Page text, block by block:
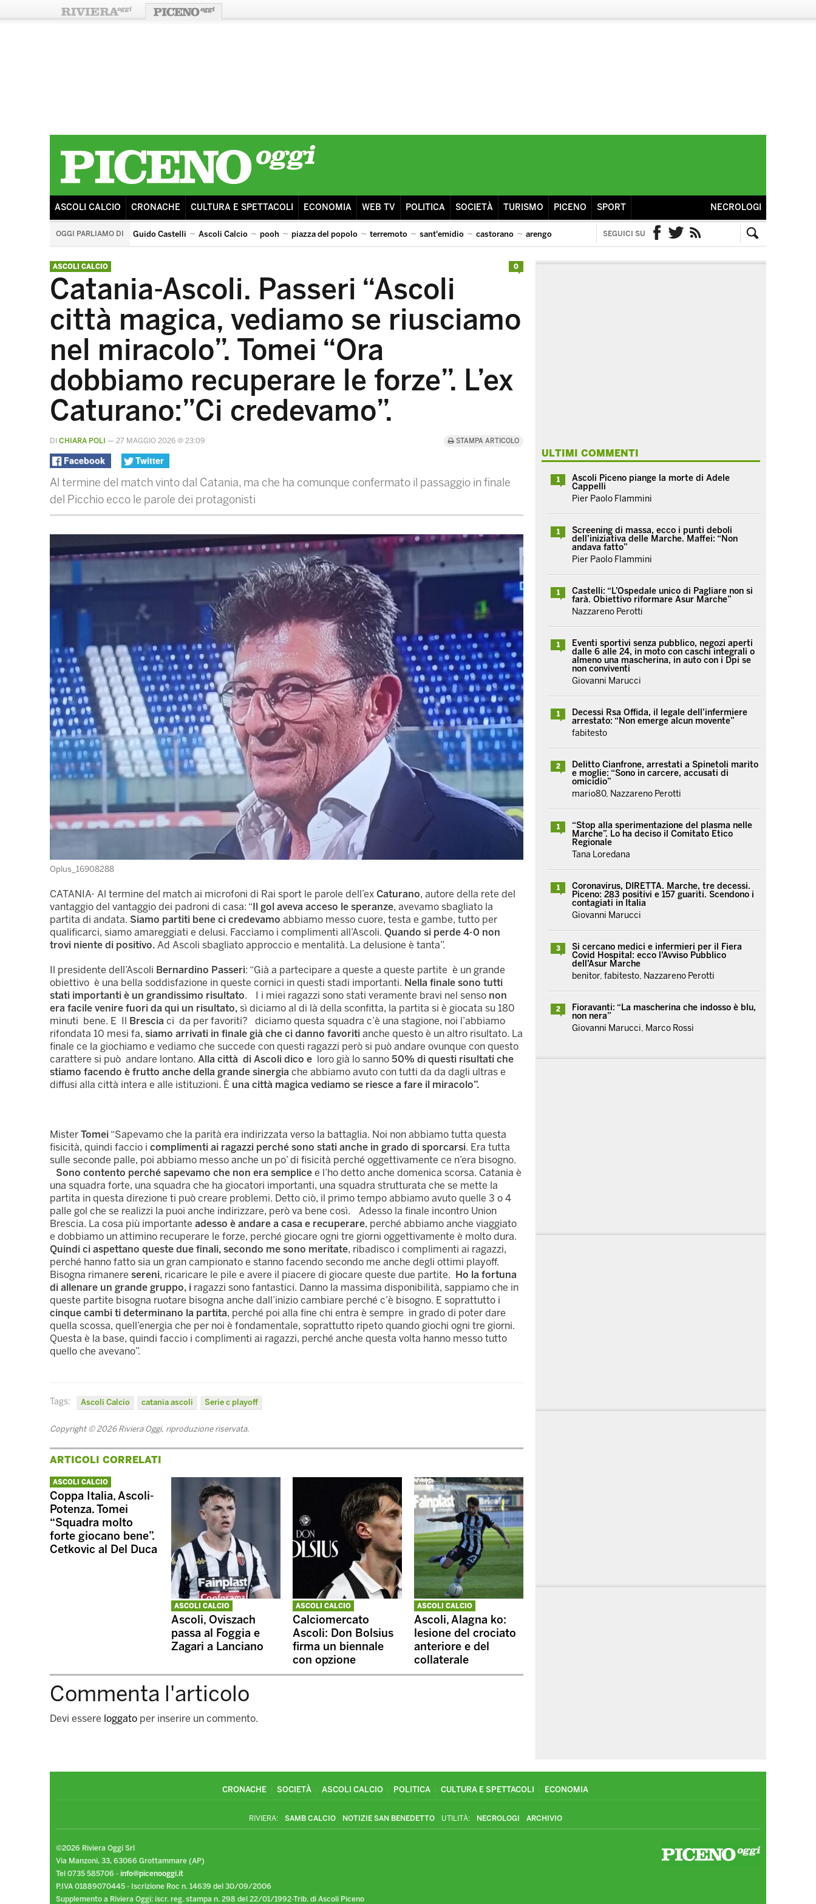
ASCOLI CALCIO CRONACHE CULTURA E SPETTACOLI ECONOMIA WEB TV POLITICA SOCIETÀ TURISMO PICENO SPORT NECROLOGI
OGGI PARLIAMO DI Guido Castelli Ascoli Calcio pooh piazza del popolo terremoto sant'emidio castorano arengo
ricostruzione
SEGUICI SU
ASCOLI CALCIO
Catania-Ascoli. Passeri “Ascoli
città magica, vediamo se riusciamo
nel miracolo”. Tomei “Ora
dobbiamo recuperare le forze”. L’ex
Caturano:”Ci credevamo”.
DI CHIARA POLI — 27 MAGGIO 2026 @ 23:09 STAMPA ARTICOLO
Facebook Twitter
Al termine del match vinto dal Catania, ma che ha comunque confermato il passaggio in finale
del Picchio ecco le parole dei protagonisti
Oplus_16908288
CATANIA- Al termine del match ai microfoni di Rai sport le parole dell’ex Caturano, autore della rete del
vantaggio del vantaggio dei padroni di casa: “Il gol aveva acceso le speranze, avevamo sbagliato la
partita di andata. Siamo partiti bene ci credevamo abbiamo messo cuore, testa e gambe, tutto per
qualificarci, siamo amareggiati e delusi. Facciamo i complimenti all’Ascoli. Quando si perde 4-0 non
trovi niente di positivo. Ad Ascoli sbagliato approccio e mentalità. La delusione è tanta”.
Il presidente dell’Ascoli Bernardino Passeri: “Già a partecipare a queste a queste partite è un grande
obiettivo è una bella soddisfazione in queste cornici in questi stadi importanti. Nella finale sono tutti
stati importanti è un grandissimo risultato. I i miei ragazzi sono stati veramente bravi nel senso non
era facile venire fuori da qui un risultato, sì diciamo al di là della sconfitta, la partita si è giocata su 180
minuti bene. E Il Brescia ci da per favoriti? diciamo questa squadra c’è una stagione, noi l’abbiamo
rifondata 10 mesi fa, siamo arrivati in finale già che ci danno favoriti anche questo è un altro risultato. La
finale ce la giochiamo e vediamo che succede con questi ragazzi però si può andare ovunque con questo
carattere si può andare lontano. Alla città di Ascoli dico e loro già lo sanno 50% di questi risultati che
stiamo facendo è frutto anche della grande sinergia che abbiamo avuto con tutti da da dagli ultras e
diffusi alla città intera e alle istituzioni. È una città magica vediamo se riesce a fare il miracolo”.
Mister Tomei “Sapevamo che la parità era indirizzata verso la battaglia. Noi non abbiamo tutta questa
fisicità, quindi faccio i complimenti ai ragazzi perché sono stati anche in grado di sporcarsi. Era tutta
sulle seconde palle, poi abbiamo messo anche un po’ di fisicità perché oggettivamente ce n’era bisogno.
Sono contento perché sapevamo che non era semplice e l’ho detto anche domenica scorsa. Catania è
una squadra forte, una squadra che ha giocatori importanti, una squadra strutturata che se mette la
partita in questa direzione ti può creare problemi. Detto ciò, il primo tempo abbiamo avuto quelle 3 o 4
palle gol che se realizzi la puoi anche indirizzare, però va bene così. Adesso la finale incontro Union
Brescia. La cosa più importante adesso è andare a casa e recuperare, perché abbiamo anche viaggiato
e dobbiamo un attimino recuperare le forze, perché giocare ogni tre giorni oggettivamente è molto dura.
Quindi ci aspettano queste due finali, secondo me sono meritate, ribadisco i complimenti ai ragazzi,
perché hanno fatto sia un gran campionato e stanno facendo secondo me anche degli ottimi playoff.
Bisogna rimanere sereni, ricaricare le pile e avere il piacere di giocare queste due partite. Ho la fortuna
di allenare un grande gruppo, i ragazzi sono fantastici. Danno la massima disponibilità, sappiamo che in
queste partite bisogna ruotare bisogna anche dall’inizio cambiare perché c’è bisogno. E soprattutto i
cinque cambi ti determinano la partita, perché poi alla fine chi entra è sempre in grado di poter dare
quella scossa, quell’energia che per noi è fondamentale, soprattutto ripeto quando giochi ogni tre giorni.
Questa è la base, quindi faccio i complimenti ai ragazzi, perché anche questa volta hanno messo tutto
quello che avevano”.
Tags: Ascoli Calcio catania ascoli Serie c playoff
Copyright © 2026 Riviera Oggi, riproduzione riservata.
0
ARTICOLI CORRELATI
ASCOLI CALCIO
Coppa Italia, Ascoli-
Potenza. Tomei
“Squadra molto
forte giocano bene”.
Cetkovic al Del Duca
ASCOLI CALCIO
Ascoli, Oviszach
passa al Foggia e
Zagari a Lanciano
ASCOLI CALCIO
Calciomercato
Ascoli: Don Bolsius
firma un biennale
con opzione
ASCOLI CALCIO
Ascoli, Alagna ko:
lesione del crociato
anteriore e del
collaterale
Commenta l'articolo
Devi essere loggato per inserire un commento.
ULTIMI COMMENTI
1
Ascoli Piceno piange la morte di Adele
Cappelli
Pier Paolo Flammini
1
Screening di massa, ecco i punti deboli
dell’iniziativa delle Marche. Maffei: “Non
andava fatto”
Pier Paolo Flammini
1
Castelli: “L’Ospedale unico di Pagliare non si
farà. Obiettivo riformare Asur Marche”
Nazzareno Perotti
1
Eventi sportivi senza pubblico, negozi aperti
dalle 6 alle 24, in moto con caschi integrali o
almeno una mascherina, in auto con i Dpi se
non conviventi
Giovanni Marucci
1
Decessi Rsa Offida, il legale dell’infermiere
arrestato: “Non emerge alcun movente”
fabitesto
2
Delitto Cianfrone, arrestati a Spinetoli marito
e moglie: “Sono in carcere, accusati di
omicidio”
mario80, Nazzareno Perotti
1
“Stop alla sperimentazione del plasma nelle
Marche”. Lo ha deciso il Comitato Etico
Regionale
Tana Loredana
1
Coronavirus, DIRETTA. Marche, tre decessi.
Piceno: 283 positivi e 157 guariti. Scendono i
contagiati in Italia
Giovanni Marucci
3
Si cercano medici e infermieri per il Fiera
Covid Hospital: ecco l’Avviso Pubblico
dell’Asur Marche
benitor, fabitesto, Nazzareno Perotti
2
Fioravanti: “La mascherina che indosso è blu,
non nera”
Giovanni Marucci, Marco Rossi
CRONACHE SOCIETÀ ASCOLI CALCIO POLITICA CULTURA E SPETTACOLI ECONOMIA
RIVIERA: SAMB CALCIO NOTIZIE SAN BENEDETTO UTILITÀ: NECROLOGI ARCHIVIO
©2026 Riviera Oggi Srl
Via Manzoni, 33, 63066 Grottammare (AP)
Tel 0735 585706 - info@picenooggi.it
P.IVA 01889070445 - Iscrizione Roc n. 14639 del 30/09/2006
Supplemento a Riviera Oggi: iscr. reg. stampa n. 298 del 22/01/1992-Trib. di Ascoli Piceno